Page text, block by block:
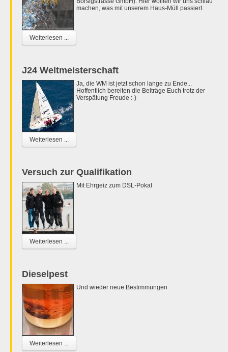
machen, was mit unserem Haus-Müll passiert.
Weiterlesen ...
J24 Weltmeisterschaft
Ja, die WM ist jetzt schon lange zu Ende...
Hoffentlich bereiten die Beiträge Euch trotz der
Verspätung Freude :-)
Weiterlesen ...
Versuch zur Qualifikation
Mit Ehrgeiz zum DSL-Pokal
Weiterlesen ...
Dieselpest
Und wieder neue Bestimmungen
Weiterlesen ...